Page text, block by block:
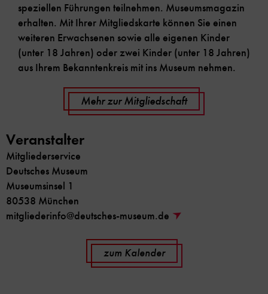
speziellen Führungen teilnehmen. Museumsmagazin
erhalten. Mit Ihrer Mitgliedskarte können Sie einen
weiteren Erwachsenen sowie alle eigenen Kinder
(unter 18 Jahren) oder zwei Kinder (unter 18 Jahren)
aus Ihrem Bekanntenkreis mit ins Museum nehmen.
Mehr zur Mitgliedschaft
Veranstalter
Mitgliederservice
Deutsches Museum
Museumsinsel 1
80538 München
mitgliederinfo@deutsches-museum.de
zum Kalender